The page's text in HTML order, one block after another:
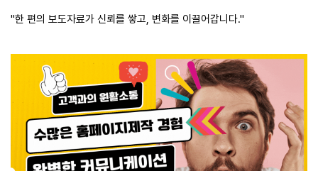
"한 편의 보도자료가 신뢰를 쌓고, 변화를 이끌어갑니다."